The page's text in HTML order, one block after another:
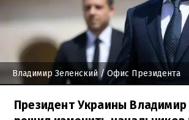
Владимир Зеленский / Офис Президента
Президент Украины Владимир